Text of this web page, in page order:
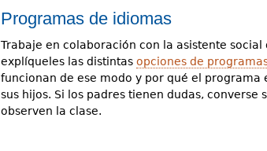
Programas de idiomas
Trabaje en colaboración con la asistente
explíqueles las distintas opciones de
funcionan de ese modo y por qué el programa
sus hijos. Si los padres tienen dudas,
observen la clase.